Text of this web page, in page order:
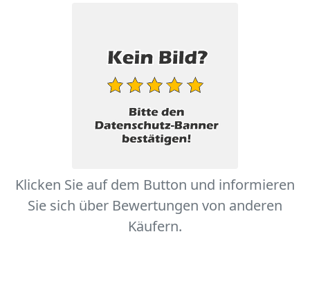
Klicken Sie auf dem Button und informieren
Sie sich über Bewertungen von anderen
Käufern.